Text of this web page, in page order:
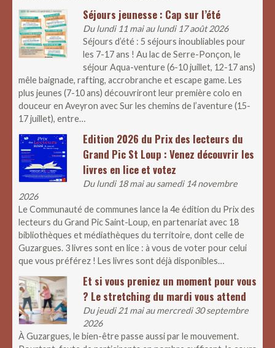
Séjours jeunesse : Cap sur l’été
Du lundi 11 mai au lundi 17 août 2026
Séjours d’été : 5 séjours inoubliables pour
les 7-17 ans ! Au lac de Serre-Ponçon, le
séjour Aqua-venture (6-10 juillet, 12-17 ans)
mêle baignade, rafting, accrobranche et escape game. Les
plus jeunes (7-10 ans) découvriront leur première colo en
douceur en Aveyron avec Sur les chemins de l’aventure (15-
17 juillet), entre…
Edition 2026 du Prix des lecteurs du
Grand Pic St Loup : Venez découvrir les
livres en lice et votez
Du lundi 18 mai au samedi 14 novembre
2026
Le Communauté de communes lance la 4e édition du Prix des
lecteurs du Grand Pic Saint-Loup, en partenariat avec 18
bibliothèques et médiathèques du territoire, dont celle de
Guzargues. 3 livres sont en lice : à vous de voter pour celui
que vous préférez ! Les livres sont déjà disponibles…
Et si vous preniez un moment pour vous
? Le stretching du mardi vous attend
Du jeudi 21 mai au mercredi 30 septembre
2026
À Guzargues, le bien-être passe aussi par le mouvement.